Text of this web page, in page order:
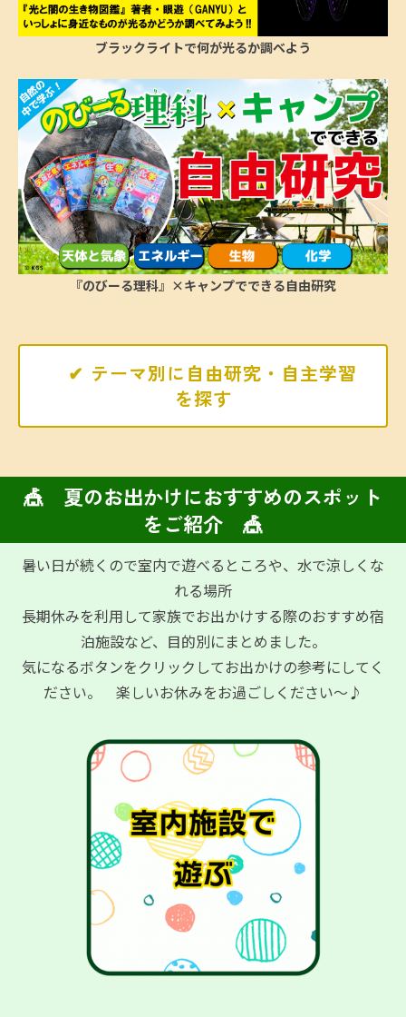
ブラックライトで何が光るか調べよう
『のびーる理科』×キャンプでできる自由研究
✔ テーマ別に自由研究・自主学習
を探す
🎪 夏のお出かけにおすすめのスポット
をご紹介 🎪
暑い日が続くので室内で遊べるところや、水で涼しくな
れる場所
長期休みを利用して家族でお出かけする際のおすすめ宿
泊施設など、目的別にまとめました。
気になるボタンをクリックしてお出かけの参考にしてく
ださい。 楽しいお休みをお過ごしください～♪